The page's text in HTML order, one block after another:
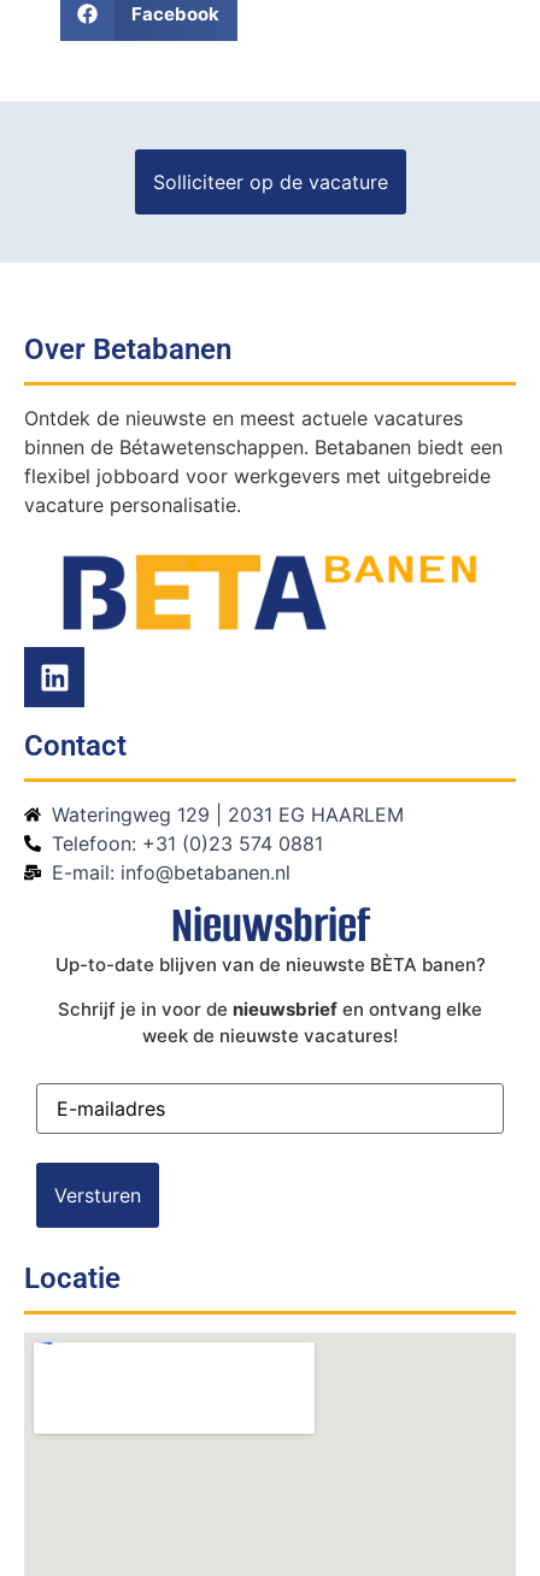
Facebook
Over Betabanen
Ontdek de nieuwste en meest actuele vacatures
binnen de Bétawetenschappen. Betabanen biedt een
flexibel jobboard voor werkgevers met uitgebreide
vacature personalisatie.
Contact
Wateringweg 129 | 2031 EG HAARLEM
Telefoon: +31 (0)23 574 0881
E-mail: info@betabanen.nl
Nieuwsbrief
Up-to-date blijven van de nieuwste BÈTA banen?
Schrijf je in voor de nieuwsbrief en ontvang elke
week de nieuwste vacatures!
E-
mailadres(Vereist)
Locatie